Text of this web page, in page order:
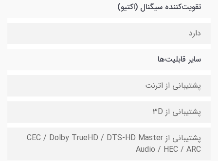
تقویت‌کننده سیگنال (اکتیو)
دارد
سایر قابلیت‌ها
پشتیبانی از اترنت
پشتیبانی از 3D
پشتیبانی از CEC / Dolby TrueHD / DTS-HD Master
Audio / HEC / ARC